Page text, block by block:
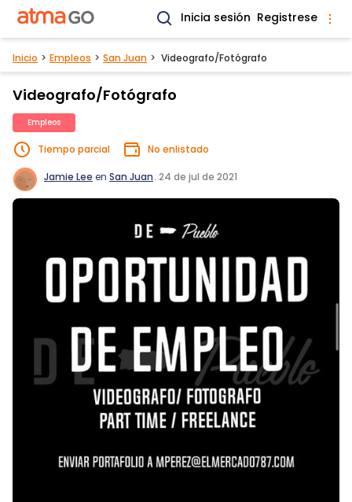
Inicia sesión Registrese
Inicio Empleos San Juan Videografo/Fotógrafo
Videografo/Fotógrafo
Empleos
Tiempo parcial No enlistado
Jamie Lee en San Juan. 24 de jul de 2021